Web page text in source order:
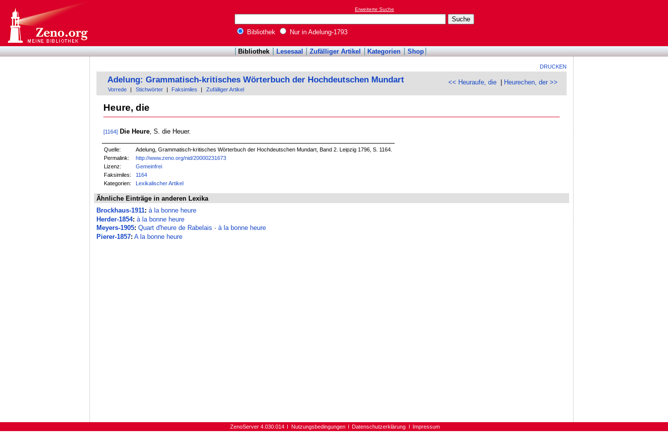
Erweiterte Suche
Bibliothek Nur in Adelung-1793
Bibliothek Lesesaal Zufälliger Artikel Kategorien Shop
DRUCKEN
<< Heuraufe, die Heurechen, der >>
Adelung: Grammatisch-kritisches Wörterbuch der Hochdeutschen Mundart
Vorrede Stichwörter Faksimiles Zufälliger Artikel
Heure, die
[1164] Die Heure, S. die Heuer.
Quelle:
Adelung, Grammatisch-kritisches Wörterbuch der Hochdeutschen Mundart, Band 2. Leipzig 1796, S. 1164.
Permalink:
http://www.zeno.org/nid/20000231673
Lizenz:
Gemeinfrei
Faksimiles:
1164
Kategorien:
Lexikalischer Artikel
Ähnliche Einträge in anderen Lexika
Brockhaus-1911: à la bonne heure
Herder-1854: à la bonne heure
Meyers-1905: Quart d'heure de Rabelais ·à la bonne heure
Pierer-1857: A la bonne heure
ZenoServer 4.030.014 Nutzungsbedingungen Datenschutzerklärung Impressum